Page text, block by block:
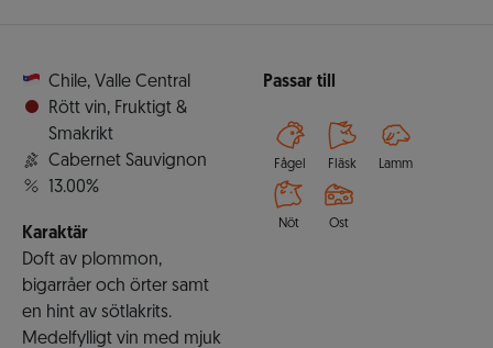
Chile, Valle Central
Rött vin, Fruktigt &
Smakrikt
Cabernet Sauvignon
13.00%
Karaktär
Doft av plommon,
bigarråer och örter samt
en hint av sötlakrits.
Medelfylligt vin med mjuk
Passar till
Fågel Fläsk Lamm
Nöt Ost